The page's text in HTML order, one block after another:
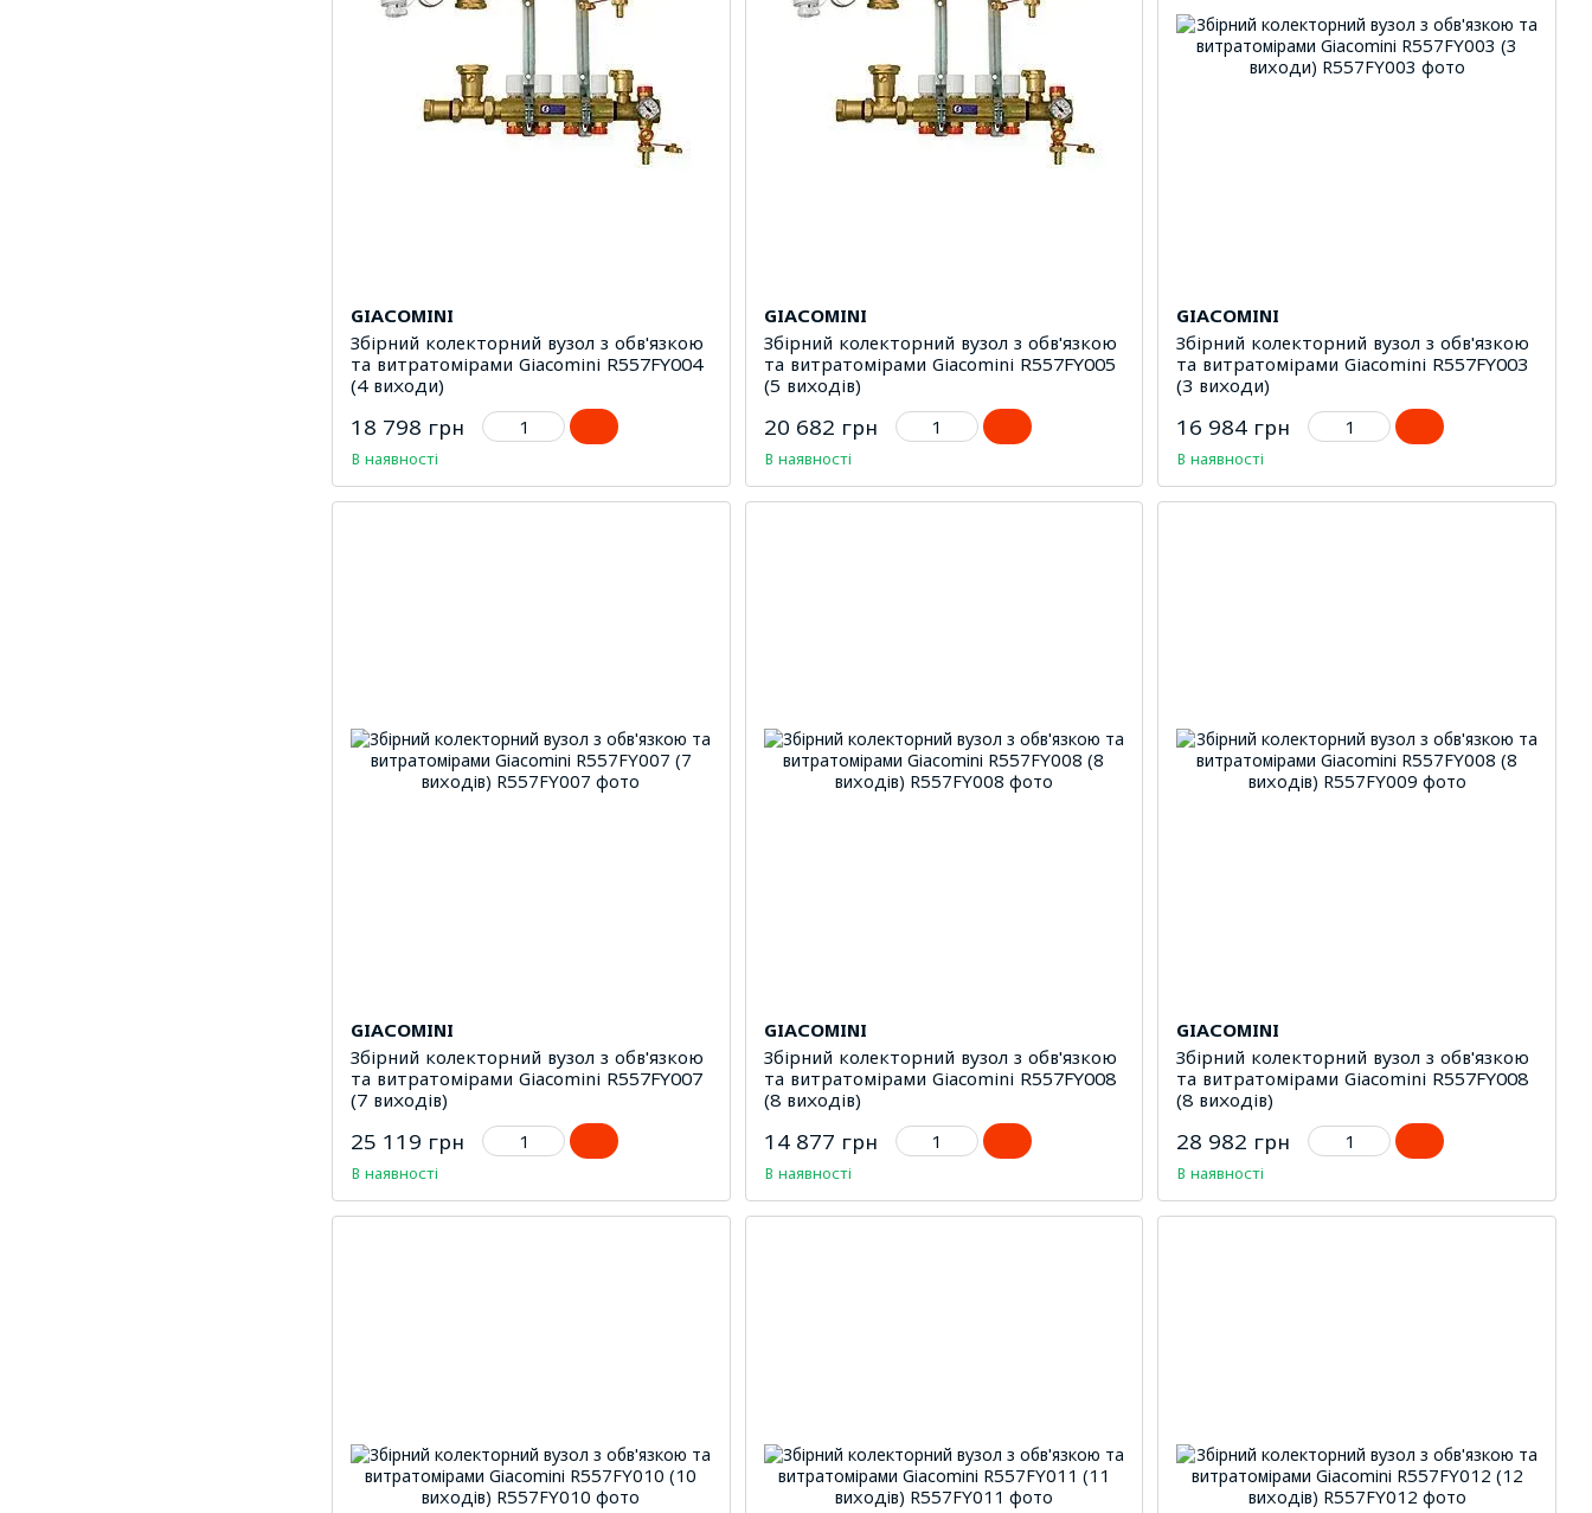
GIACOMINI
Збірний колекторний вузол з обв'язкою
та витратомірами Giacomini R557FY004
(4 виходи)
18 798 грн
В наявності
GIACOMINI
Збірний колекторний вузол з обв'язкою
та витратомірами Giacomini R557FY005
(5 виходів)
20 682 грн
В наявності
GIACOMINI
Збірний колекторний вузол з обв'язкою
та витратомірами Giacomini R557FY003
(3 виходи)
16 984 грн
В наявності
GIACOMINI
Збірний колекторний вузол з обв'язкою
та витратомірами Giacomini R557FY007
(7 виходів)
25 119 грн
В наявності
GIACOMINI
Збірний колекторний вузол з обв'язкою
та витратомірами Giacomini R557FY008
(8 виходів)
14 877 грн
В наявності
GIACOMINI
Збірний колекторний вузол з обв'язкою
та витратомірами Giacomini R557FY008
(8 виходів)
28 982 грн
В наявності